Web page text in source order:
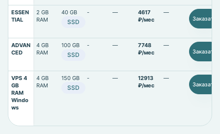
ESSEN
TIAL
2 GB
RAM
40 GB
SSD
- —
4617
₽/мес
—
Заказать
ADVAN
CED
4 GB
RAM
100 GB
SSD
- —
7748
₽/мес
—
Заказать
VPS 4
GB
RAM
Windo
ws
4 GB
RAM
150 GB
SSD
- —
12913
₽/мес
—
Заказать